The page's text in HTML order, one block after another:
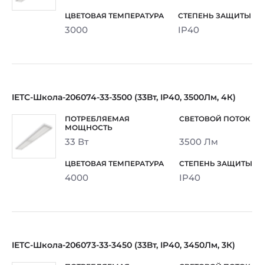
3000 IP40
IETC-Школа-206074-33-3500 (33Вт, IP40, 3500Лм, 4К)
33 Вт 3500 Лм
4000 IP40
IETC-Школа-206073-33-3450 (33Вт, IP40, 3450Лм, 3К)